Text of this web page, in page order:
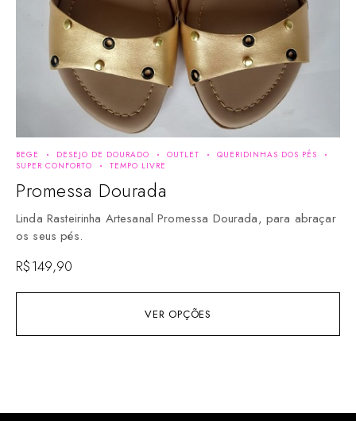
VER OPÇÕES
BEGE DESEJO DE DOURADO OUTLET
QUERIDINHAS DOS PÉS
SUPER CONFORTO
TEMPO LIVRE
Promessa Dourada
Linda Rasteirinha Artesanal Promessa Dourada, para abraçar
os seus pés.
R$149,90